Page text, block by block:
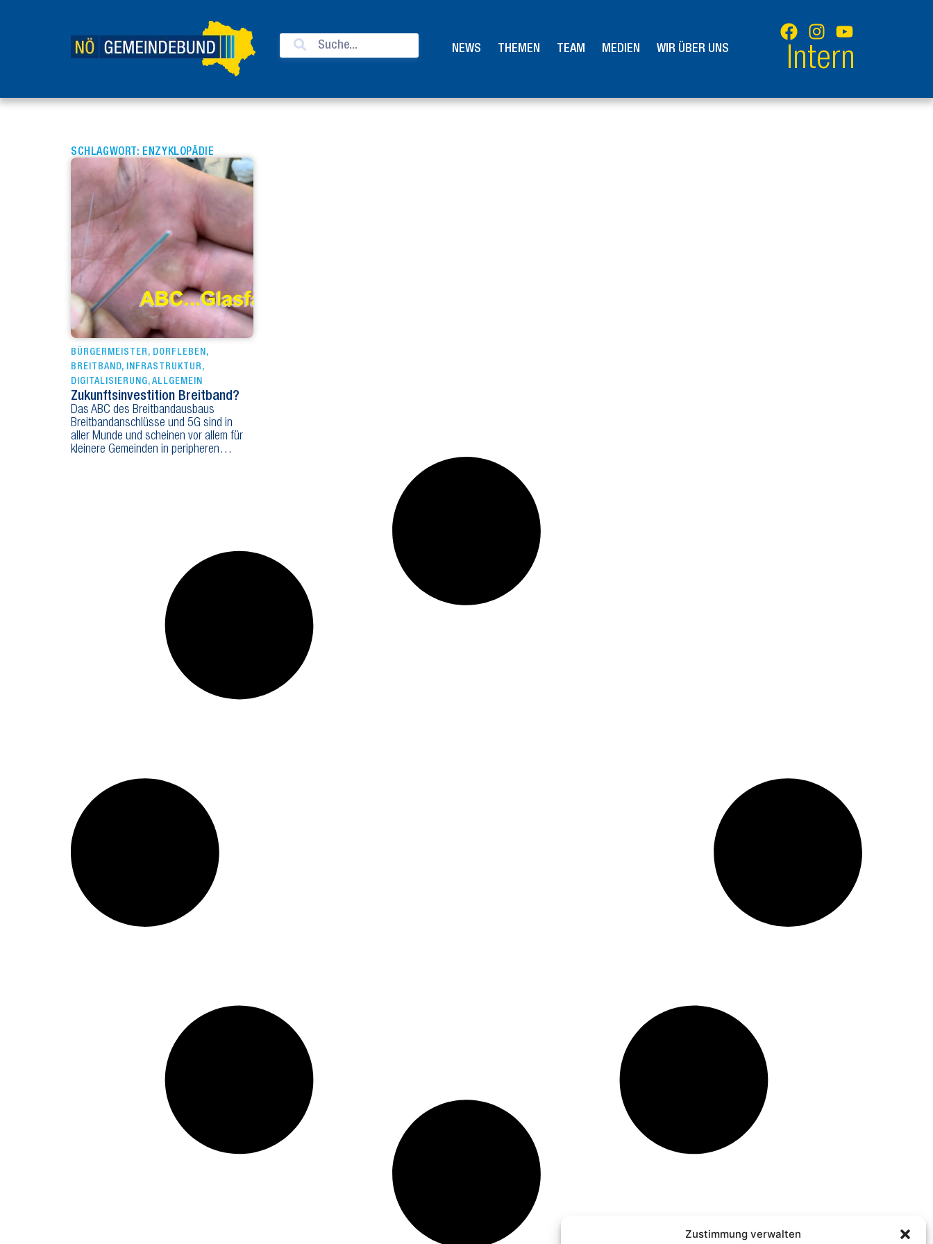
Zustimmung verwalten
NEWS THEMEN TEAM MEDIEN WIR ÜBER UNS Intern
SCHLAGWORT: ENZYKLOPÄDIE
BÜRGERMEISTER , DORFLEBEN ,
BREITBAND, INFRASTRUKTUR ,
DIGITALISIERUNG, ALLGEMEIN
Zukunftsinvestition Breitband?
Das ABC des Breitbandausbaus
Breitbandanschlüsse und 5G sind in
aller Munde und scheinen vor allem für
kleinere Gemeinden in peripheren…